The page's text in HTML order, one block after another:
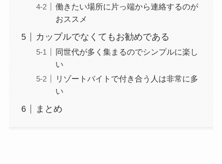
働きたい場所に片っ端から連絡するのが
おススメ
カップルでなくてもお勧めである
同世代が多く集まるのでシンプルに楽し
い
リゾートバイトで付き合う人は非常に多
い
まとめ